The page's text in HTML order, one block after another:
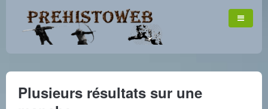
Plusieurs résultats sur une